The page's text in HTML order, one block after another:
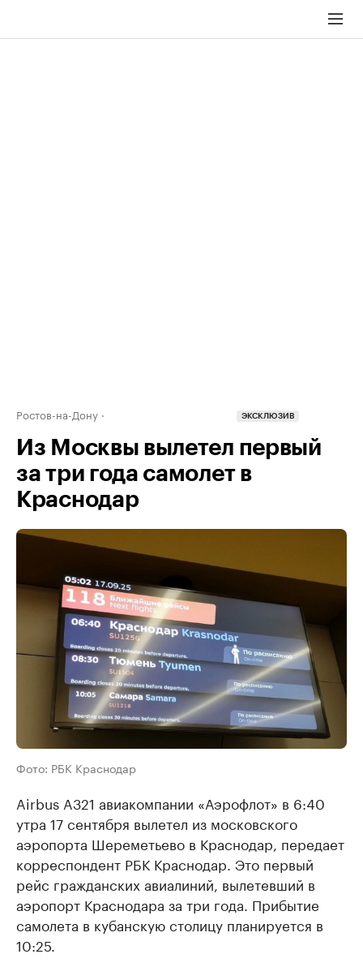
Ростов-на-Дону ЭКСКЛЮЗИВ
Из Москвы вылетел первый
за три года самолет в
Краснодар
Фото: РБК Краснодар
Airbus A321 авиакомпании «Аэрофлот» в 6:40
утра 17 сентября вылетел из московского
аэропорта Шереметьево в Краснодар, передает
корреспондент РБК Краснодар. Это первый
рейс гражданских авиалиний, вылетевший в
аэропорт Краснодара за три года. Прибытие
самолета в кубанскую столицу планируется в
10:25.